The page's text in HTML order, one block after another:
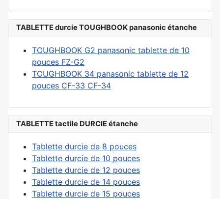
TABLETTE durcie TOUGHBOOK panasonic étanche
TOUGHBOOK G2 panasonic tablette de 10
pouces FZ-G2
TOUGHBOOK 34 panasonic tablette de 12
pouces CF-33 CF-34
TABLETTE tactile DURCIE étanche
Tablette durcie de 8 pouces
Tablette durcie de 10 pouces
Tablette durcie de 12 pouces
Tablette durcie de 14 pouces
Tablette durcie de 15 pouces